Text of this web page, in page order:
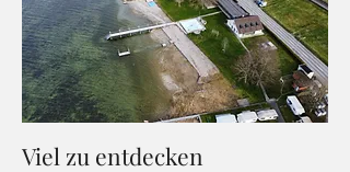
Viel zu entdecken